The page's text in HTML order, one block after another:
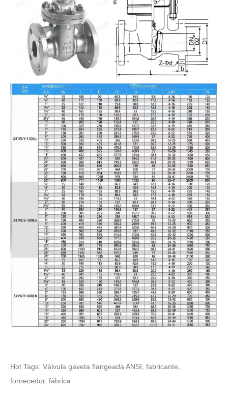
Hot Tags: Válvula gaveta flangeada ANSI, fabricante,
fornecedor, fábrica